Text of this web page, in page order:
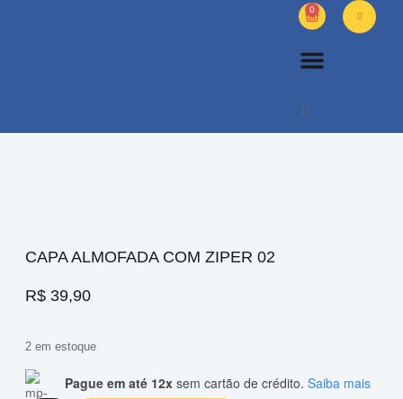
0
CAPA ALMOFADA COM ZIPER 02
R$ 39,90
2 em estoque
Pague em até 12x sem cartão de crédito. Saiba mais